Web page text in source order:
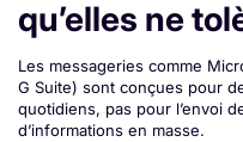
qu’elles ne
Les messageries comme
G Suite) sont conçues pour
quotidiens, pas pour l’envoi
d’informations en masse.